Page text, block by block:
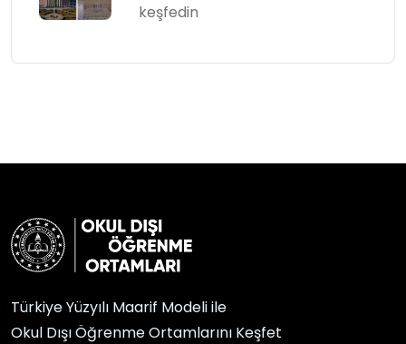
keşfedin
Türkiye Yüzyılı Maarif Modeli ile
Okul Dışı Öğrenme Ortamlarını Keşfet